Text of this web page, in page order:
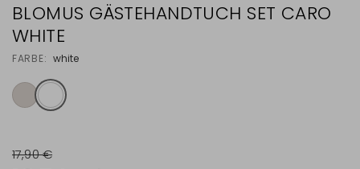
BLOMUS GÄSTEHANDTUCH SET CARO
WHITE
FARBE: white
17,90 €